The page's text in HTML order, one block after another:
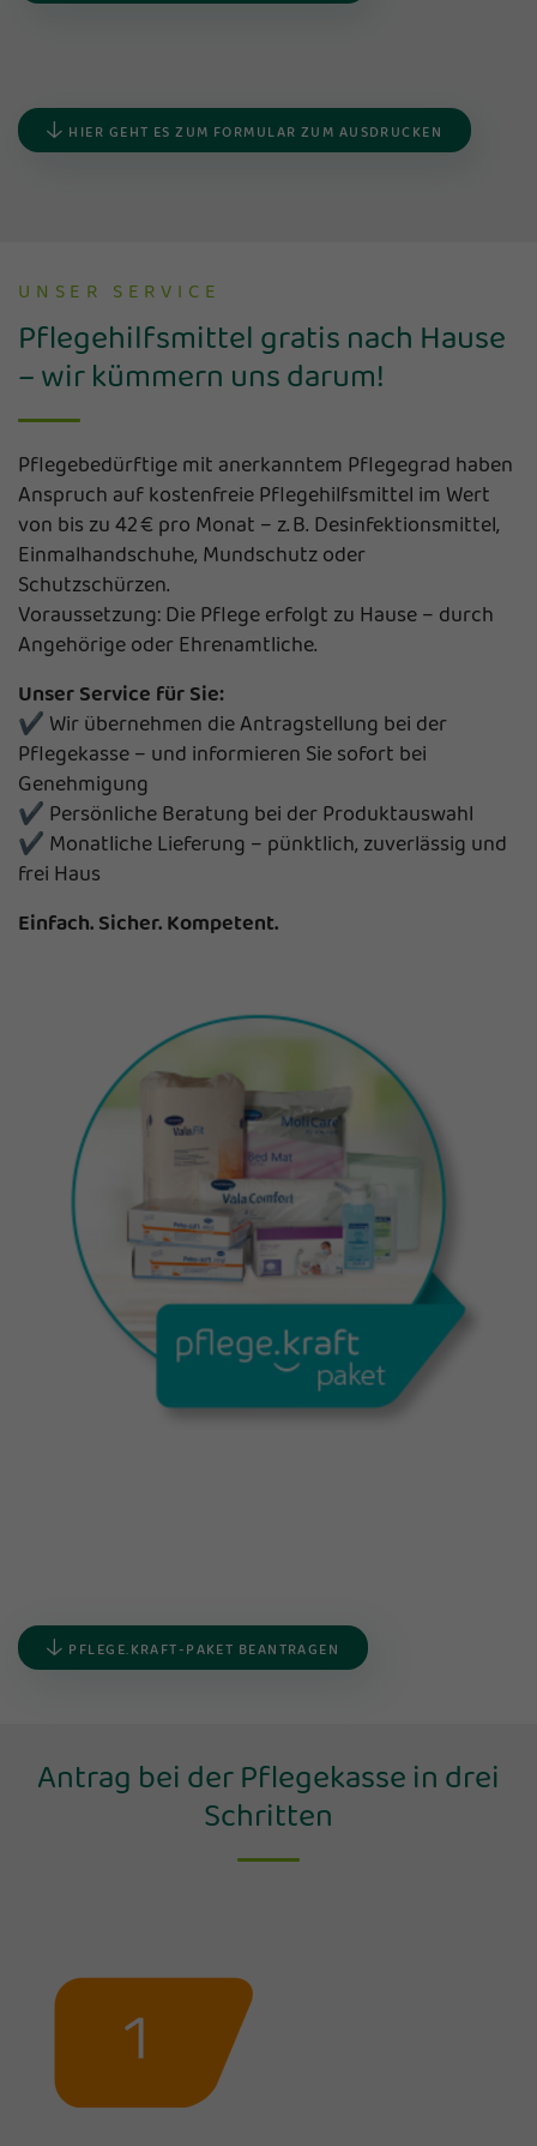
HIER GEHT ES ZUM FORMULAR ZUM AUSDRUCKEN
UNSER SERVICE
Pflegehilfsmittel gratis nach Hause
– wir kümmern uns darum!
Pflegebedürftige mit anerkanntem Pflegegrad haben
Anspruch auf kostenfreie Pflegehilfsmittel im Wert
von bis zu 42 € pro Monat – z. B. Desinfektionsmittel,
Einmalhandschuhe, Mundschutz oder
Schutzschürzen.
Voraussetzung: Die Pflege erfolgt zu Hause – durch
Angehörige oder Ehrenamtliche.
Unser Service für Sie:
✔ Wir übernehmen die Antragstellung bei der
Pflegekasse – und informieren Sie sofort bei
Genehmigung
✔ Persönliche Beratung bei der Produktauswahl
✔ Monatliche Lieferung – pünktlich, zuverlässig und
frei Haus
Einfach. Sicher. Kompetent.
PFLEGE.KRAFT-PAKET BEANTRAGEN
Antrag bei der Pflegekasse in drei
Schritten